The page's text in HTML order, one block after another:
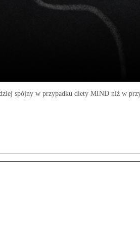
spójny w przypadku diety MIND niż w